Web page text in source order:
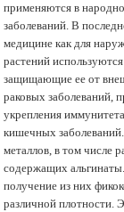
применяются в
заболеваний. В
медицине как для
растений
защищающие ее от
раковых заболеваний,
укрепления
кишечных
металлов, в том числе
содержащих
получение из них
различной плотности.